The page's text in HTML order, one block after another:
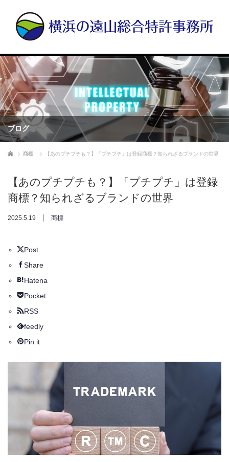
ブログ
ホーム 商標 【あのプチプチも？】「プチプチ」は登録商標？知られざるブランドの世界
【あのプチプチも？】「プチプチ」は登録
商標？知られざるブランドの世界
2025.5.19 商標
Post
Share
Hatena
Pocket
RSS
feedly
Pin it